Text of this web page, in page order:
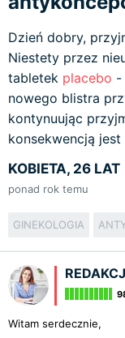
Dzień dobry,
Niestety przez
tabletek placebo -
nowego blistra
kontynuując
konsekwencją
KOBIETA, 26 LAT
ponad rok temu
GINEKOLOGIA
Witam serdecznie,